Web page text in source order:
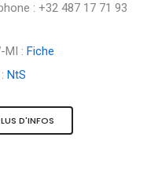
: +32 487 17 71 93
MI : Fiche
NtS
D'INFOS